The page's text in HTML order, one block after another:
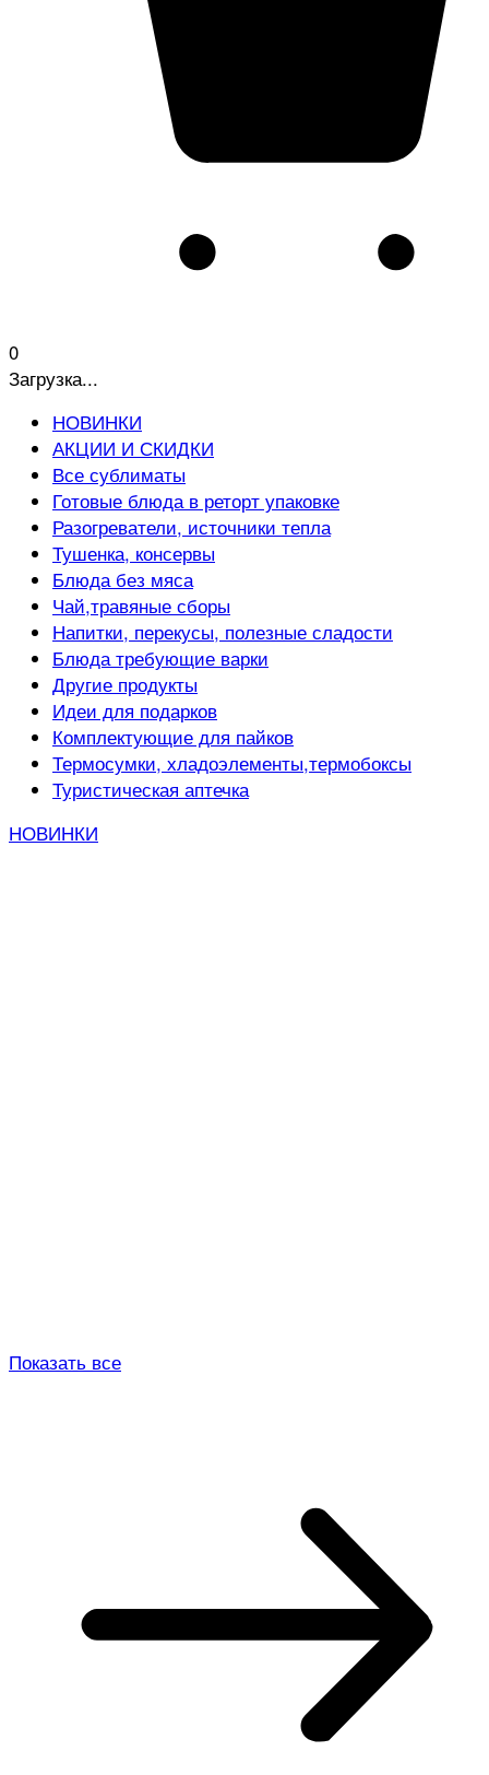
0
Загрузка...
НОВИНКИ
АКЦИИ И СКИДКИ
Все сублиматы
Готовые блюда в реторт упаковке
Разогреватели, источники тепла
Тушенка, консервы
Блюда без мяса
Чай,травяные сборы
Напитки, перекусы, полезные сладости
Блюда требующие варки
Другие продукты
Идеи для подарков
Комплектующие для пайков
Термосумки, хладоэлементы,термобоксы
Туристическая аптечка
НОВИНКИ
Показать все